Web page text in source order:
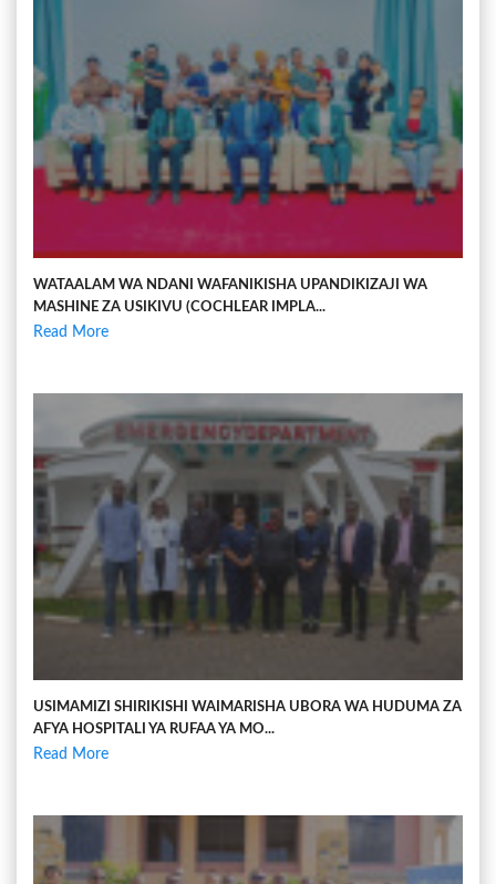
WATAALAM WA NDANI WAFANIKISHA UPANDIKIZAJI WA
MASHINE ZA USIKIVU (COCHLEAR IMPLA...
Read More
USIMAMIZI SHIRIKISHI WAIMARISHA UBORA WA HUDUMA ZA
AFYA HOSPITALI YA RUFAA YA MO...
Read More